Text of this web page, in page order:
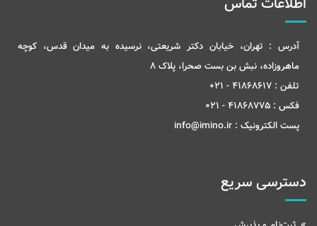
آدرس : تهران، خیابان دکتر شریعتی، نرسیده به میدان قدس، کوچه
ماهروزاده، نبش بن بست صحرا، پلاک 8
تلفن : 41868617 - 021
فکس : 41868775 - 021
پست الکترونیک : info@imino.ir
دسترسی سریع